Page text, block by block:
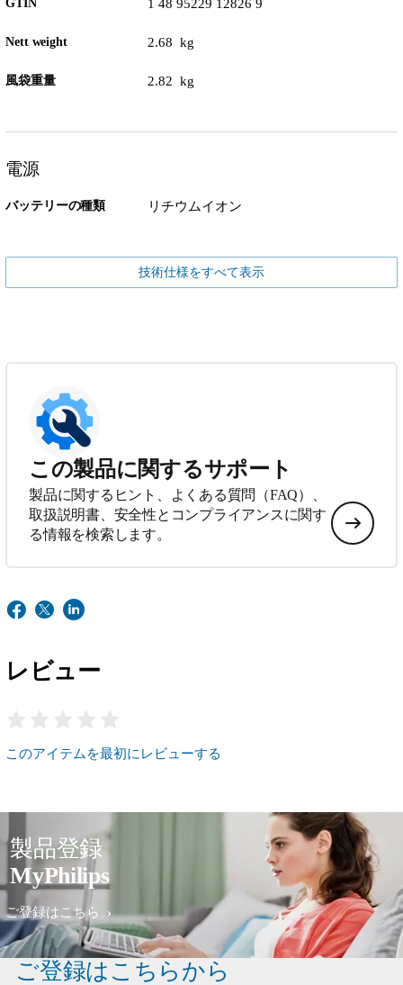
GTIN 1 48 95229 12826 9
Nett weight 2.68 kg
風袋重量 2.82 kg
電源
バッテリーの種類 リチウムイオン
技術仕様をすべて表示
この製品に関するサポート
製品に関するヒント、よくある質問（FAQ）、
取扱説明書、安全性とコンプライアンスに関す
る情報を検索します。
レビュー
このアイテムを最初にレビューする
製品登録
MyPhilips
ご登録はこちら
ご登録はこちらから